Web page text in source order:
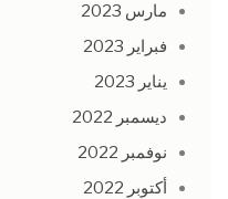
مارس 2023
فبراير 2023
يناير 2023
ديسمبر 2022
نوفمبر 2022
أكتوبر 2022